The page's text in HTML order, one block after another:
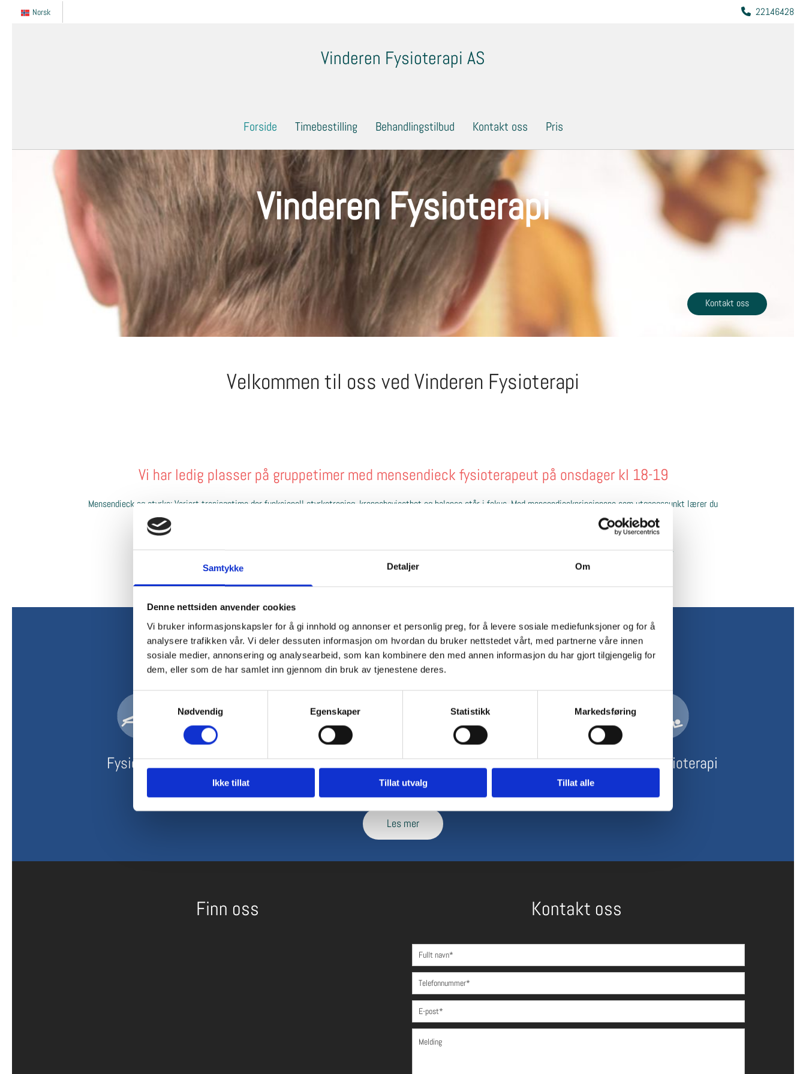
Samtykke Detaljer Om
Denne nettsiden anvender cookies
Vi bruker informasjonskapsler for å gi innhold og annonser et personlig preg, for å levere sosiale mediefunksjoner og for å
analysere trafikken vår. Vi deler dessuten informasjon om hvordan du bruker nettstedet vårt, med partnerne våre innen
sosiale medier, annonsering og analysearbeid, som kan kombinere den med annen informasjon du har gjort tilgjengelig for
dem, eller som de har samlet inn gjennom din bruk av tjenestene deres.
Samtykkevalg
Nødvendig
Egenskaper Statistikk Markedsføring
Ikke tillat Tillat utvalg Tillat alle
Norsk 22146428
Vinderen Fysioterapi AS
Forside Timebestilling Behandlingstilbud Kontakt oss Pris
Vinderen Fysioterapi
Kontakt oss
Velkommen til oss ved Vinderen Fysioterapi
Vi har ledig plasser på gruppetimer med mensendieck fysioterapeut på onsdager kl 18-19
Mensendieck og styrke: Variert treningstime der funksjonell styrketrening, kroppsbevissthet og balanse står i fokus. Med mensendieckprinsippene som utgangspunkt lærer du
hensiktsmessig bevegelser som forebygger belastning i kroppen i dagliglivet. Pusteøvelser og avspenning inngår i avslutning av timen.
For interresse, ta kontakt med instruktør og mensendieck fysioterapeut Kaia Nicolaisen på mail: kaianicolaisen@gmail.com eller mobil: 915 57 621.
Behandlingstilbud
Fysioterapi Manuell terapi Lymfødembehandling Idrettsfysioterapi
Les mer
Finn oss Kontakt oss